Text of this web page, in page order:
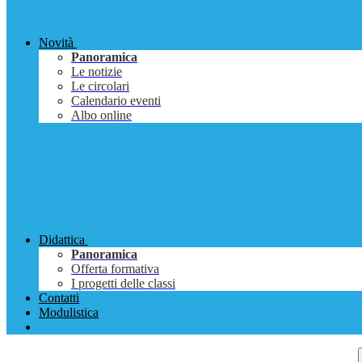
Novità
Panoramica
Le notizie
Le circolari
Calendario eventi
Albo online
Didattica
Panoramica
Offerta formativa
I progetti delle classi
Contatti
Modulistica